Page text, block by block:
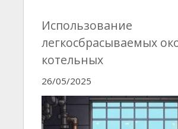
Использование
легкосбрасываемых
котельных
26/05/2025